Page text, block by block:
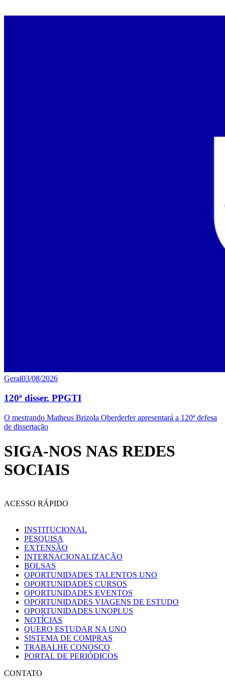
Geral03/08/2026
120ª disser. PPGTI
O mestrando Matheus Brizola Oberderfer apresentará a 120ª defesa
de dissertação
SIGA-NOS NAS REDES
SOCIAIS
ACESSO RÁPIDO
INSTITUCIONAL
PESQUISA
EXTENSÃO
INTERNACIONALIZAÇÃO
BOLSAS
OPORTUNIDADES TALENTOS UNO
OPORTUNIDADES CURSOS
OPORTUNIDADES EVENTOS
OPORTUNIDADES VIAGENS DE ESTUDO
OPORTUNIDADES UNOPLUS
NOTÍCIAS
QUERO ESTUDAR NA UNO
SISTEMA DE COMPRAS
TRABALHE CONOSCO
PORTAL DE PERIÓDICOS
CONTATO